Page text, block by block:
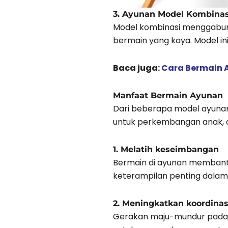
3. Ayunan Model
Model kombinasi
bermain yang kaya. Model
Baca juga:Cara Bermain
Manfaat Bermain Ayunan
Dari beberapa model
untuk perkembangan anak,
1. Melatih keseimbangan
Bermain di ayunan
keterampilan penting
2. Meningkatkan
Gerakan maju-mundur